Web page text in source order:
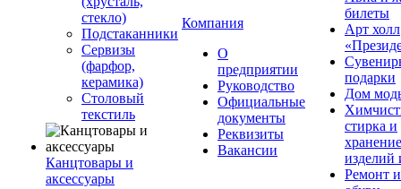
стекло)
Подстаканники
Сервизы
(фарфор,
керамика)
Столовый
текстиль
Канцтовары и
аксессуары
Компания
О
предприятии
Руководство
Официальные
документы
Реквизиты
Вакансии
билеты
Арт холл
подарки
Дом
стирка и
хранение
изделий
Ремонт